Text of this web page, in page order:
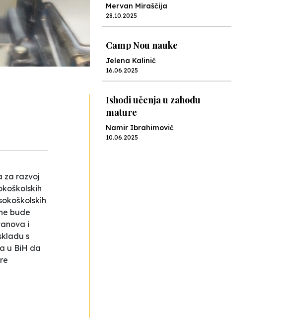
za razvoj
bude
i
s
u BiH da
Mervan Miraščija
28.10.2025
Camp Nou nauke
Jelena Kalinić
16.06.2025
Ishodi učenja u zahodu
mature
Namir Ibrahimović
10.06.2025